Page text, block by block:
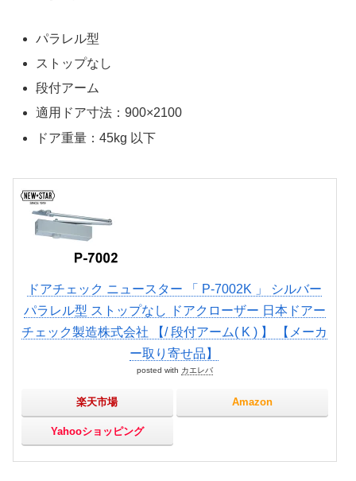
パラレル型
ストップなし
段付アーム
適用ドア寸法：900×2100
ドア重量：45kg 以下
ドアチェック ニュースター 「 P-7002K 」 シルバー
パラレル型 ストップなし ドアクローザー 日本ドアー
チェック製造株式会社 【/ 段付アーム( K ) 】 【メーカ
ー取り寄せ品】
posted with カエレバ
楽天市場 Amazon
Yahooショッピング